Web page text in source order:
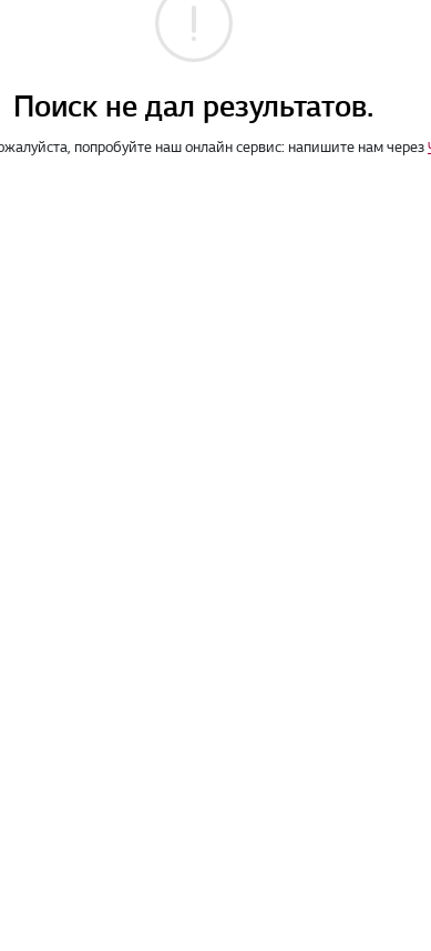
Поиск не дал результатов.
попробуйте наш онлайн сервис: напишите нам через